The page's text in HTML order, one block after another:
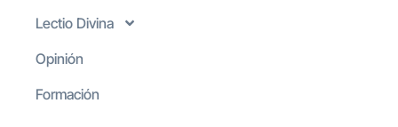
Lectio Divina
Opinión
Formación